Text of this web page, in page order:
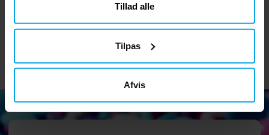
Tillad alle
Tilpas
Afvis
GÅ TIL KØB